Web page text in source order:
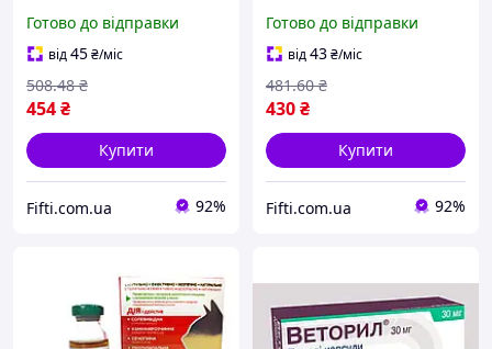
таблеток
Готово до відправки
від45₴/міс
454₴
508.48 ₴
Купити
Fifti.com.ua 92%
30 капсул
Готово до відправки
від43₴/міс
430₴
481.60 ₴
Купити
Fifti.com.ua 92%